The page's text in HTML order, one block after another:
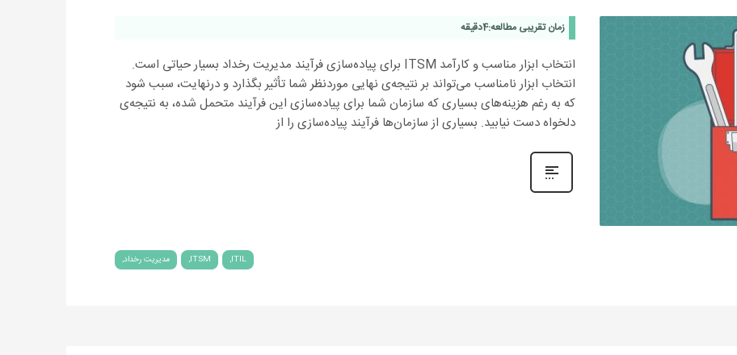
زمان تقریبی مطالعه:4دقیقه
انتخاب ابزار مناسب و کارآمد ITSM برای پیاده‌سازی فرآیند مدیریت رخداد بسیار حیاتی است.
انتخاب ابزار نامناسب می‌تواند بر نتیجه‌‌ی نهایی موردنظر شما تأثیر بگذارد و درنهایت، سبب شود
که به رغم هزینه‌های بسیاری که سازمان شما برای پیاده‌سازی این فرآیند متحمل شده، به نتیجه‌ی
دلخواه دست نیابید. بسیاری از سازمان‌ها فرآیند پیاده‌سازی را از
ITIL
ITSM مدیریت رخداد